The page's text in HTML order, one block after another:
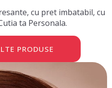
cu pret imbatabil, cu
ta Personala.
PRODUSE